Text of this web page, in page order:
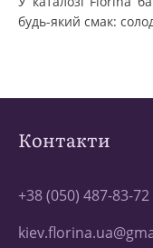
будь-який смак:
Контакти
+38 (050) 487-83-72